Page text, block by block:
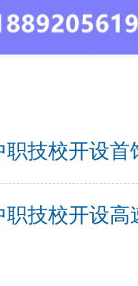
职技校开设
职技校开设